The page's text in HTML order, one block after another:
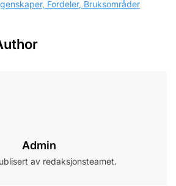
Fordeler, Bruksområder
Admin
av redaksjonsteamet.